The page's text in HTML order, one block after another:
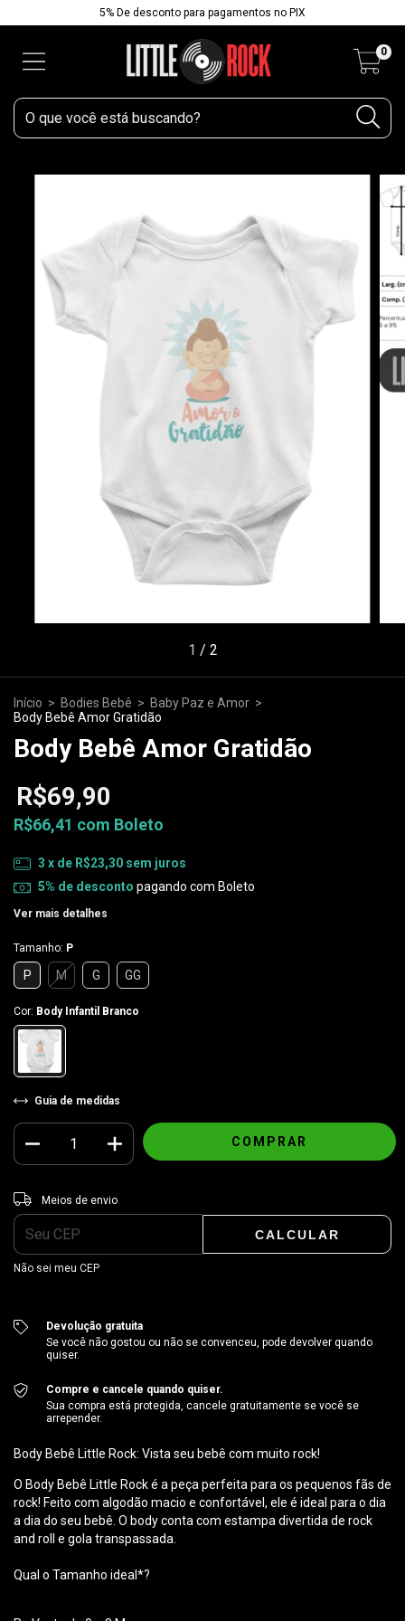
5% De desconto para pagamentos no PIX
0
1 / 2
Início > Bodies Bebê > Baby Paz e Amor >
Body Bebê Amor Gratidão
Body Bebê Amor Gratidão
R$69,90
R$66,41 com Boleto
3 x de R$23,30 sem juros
5% de desconto pagando com Boleto
Ver mais detalhes
Tamanho: P
P M G GG
Cor: Body Infantil Branco
Guia de medidas
Entregas para o CEP:
Meios de envio
CALCULAR
Não sei meu CEP
Devolução gratuita
Se você não gostou ou não se convenceu, pode devolver quando
quiser.
Compre e cancele quando quiser.
Sua compra está protegida, cancele gratuitamente se você se
arrepender.
Body Bebê Little Rock: Vista seu bebê com muito rock!
O Body Bebê Little Rock é a peça perfeita para os pequenos fãs de
rock! Feito com algodão macio e confortável, ele é ideal para o dia
a dia do seu bebê. O body conta com estampa divertida de rock
and roll e gola transpassada.
Qual o Tamanho ideal*?